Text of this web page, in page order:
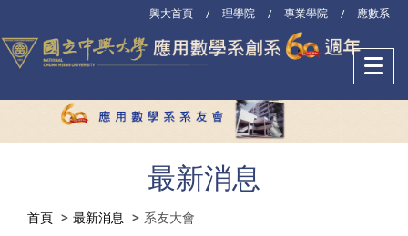
興大首頁 / 理學院 / 專業學院 / 應數系
最新消息
首頁 最新消息 系友大會